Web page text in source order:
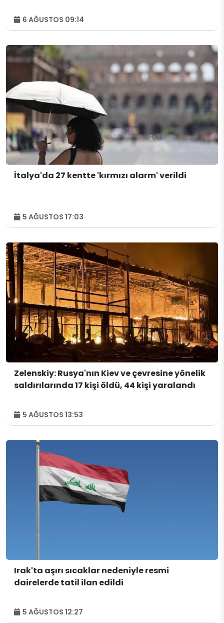
6 AĞUSTOS 09:14
İtalya'da 27 kentte 'kırmızı alarm' verildi
5 AĞUSTOS 17:03
Zelenskiy: Rusya'nın Kiev ve çevresine yönelik
saldırılarında 17 kişi öldü, 44 kişi yaralandı
5 AĞUSTOS 13:53
Irak'ta aşırı sıcaklar nedeniyle resmi
dairelerde tatil ilan edildi
5 AĞUSTOS 12:27